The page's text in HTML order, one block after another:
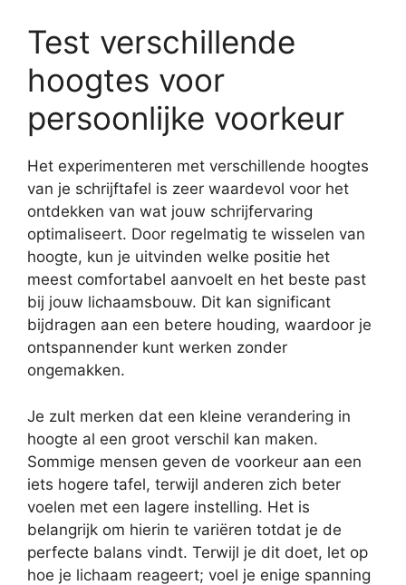
Test verschillende
hoogtes voor
persoonlijke voorkeur
Het experimenteren met verschillende hoogtes
van je schrijftafel is zeer waardevol voor het
ontdekken van wat jouw schrijfervaring
optimaliseert. Door regelmatig te wisselen van
hoogte, kun je uitvinden welke positie het
meest comfortabel aanvoelt en het beste past
bij jouw lichaamsbouw. Dit kan significant
bijdragen aan een betere houding, waardoor je
ontspannender kunt werken zonder
ongemakken.
Je zult merken dat een kleine verandering in
hoogte al een groot verschil kan maken.
Sommige mensen geven de voorkeur aan een
iets hogere tafel, terwijl anderen zich beter
voelen met een lagere instelling. Het is
belangrijk om hierin te variëren totdat je de
perfecte balans vindt. Terwijl je dit doet, let op
hoe je lichaam reageert; voel je enige spanning